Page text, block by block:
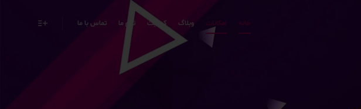
خانه امکانات وبلاگ کیفیت تیم ما تماس با ما